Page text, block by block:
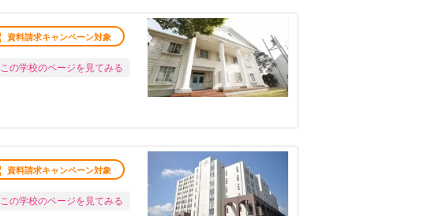
資料請求キャンペーン対象
この学校のページを見てみる
資料請求キャンペーン対象
この学校のページを見てみる